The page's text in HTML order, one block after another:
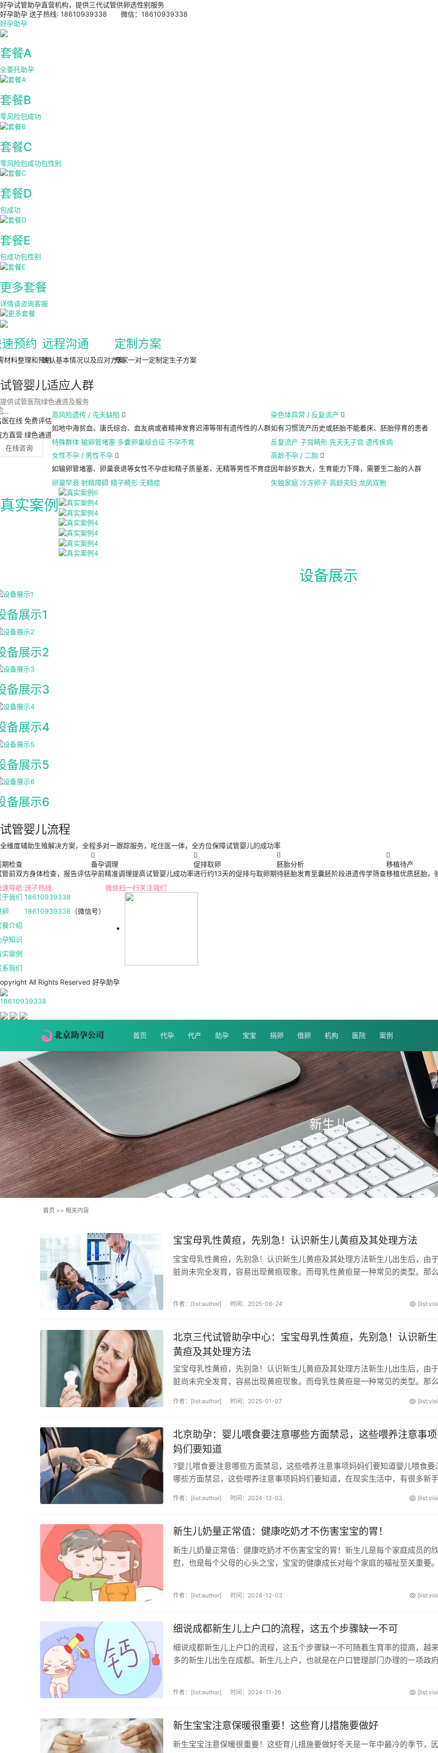
好孕试管助孕直营机构，提供三代试管供卵选性别服务
好孕助孕 送子热线: 18610939338 微信：18610939338
好孕助孕
套餐A
全委托助孕
套餐B
零风险包成功
套餐C
零风险包成功包性别
套餐D
包成功
套餐E
包成功包性别
更多套餐
详情请咨询客服
预约
材料整理和预约
远程沟通
确认基本情况以及应对方案
定制方案
专家一对一定制定生子方案
试管婴儿适应人群
提供试管医院绿色通道及服务
医在线 免费评估
方直营 绿色通道
在线咨询
高风险遗传 / 先天缺陷 
如地中海贫血、唐氏综合、血友病或者精神发育迟滞等带有遗传性的人群
特殊群体 输卵管堵塞 多囊卵巢综合征 不孕不育
女性不孕 / 男性不孕 
如输卵管堵塞、卵巢衰退等女性不孕症和精子质量差、无精等男性不育症
卵巢早衰 射精障碍 精子畸形 无精症
染色体异常 / 反复流产 
如有习惯流产历史或胚胎不能着床、胚胎停育的患者
反复流产 子宫畸形 先天无子宫 遗传疾病
高龄不孕 / 二胎 
因年龄岁数大，生育能力下降，需要生二胎的人群
失独家庭 冷冻卵子 高龄夫妇 龙凤双胞
真实案例
设备展示
备展示1
备展示2
备展示3
备展示4
备展示5
备展示6
试管婴儿流程
全维度辅助生殖解决方案，全程多对一跟踪服务，吃住医一体，全方位保障试管婴儿的成功率
期检查
管前双方身体检查，报告评估

备孕调理
孕前精准调理提高试管婴儿成功率

促排取卵
进行约13天的促排与取卵期

胚胎分析
待胚胎发育至囊胚阶段进遗传学筛查

移植待产
移植优质胚胎，
速导航:
于我们
卵
餐介绍
孕知识
实案例
系我们
送子热线:
18610939338
18610939338 （微信号）
微信扫一扫关注我们
All Rights Reserved 好孕助孕
18610939338
首页 代孕 代产 助孕 宝宝 捐卵 借卵 机构 医院 案例
新生儿
首页 >> 相关内容
宝宝母乳性黄疸，先别急！认识新生儿黄疸及其处理方法
宝宝母乳性黄疸，先别急！认识新生儿黄疸及其处理方法新生儿出生后，由
脏尚未完全发育，容易出现黄疸现象。而母乳性黄疸是一种常见的类型。那
作者：[list:author] 时间：2025-06-24
北京三代试管助孕中心：宝宝母乳性黄疸，先别急！认识新
黄疸及其处理方法
宝宝母乳性黄疸，先别急！认识新生儿黄疸及其处理方法新生儿出生后，由
脏尚未完全发育，容易出现黄疸现象。而母乳性黄疸是一种常见的类型。那
作者：[list:author] 时间：2025-01-07
北京助孕：婴儿喂食要注意哪些方面禁忌，这些喂养注意事
妈们要知道
?婴儿喂食要注意哪些方面禁忌，这些喂养注意事项妈妈们要知道婴儿喂食要
哪些方面禁忌，这些喂养注意事项妈妈们要知道，在现实生活中，有很多新
作者：[list:author] 时间：2024-12-03
新生儿奶量正常值：健康吃奶才不伤害宝宝的胃！
新生儿奶量正常值：健康吃奶才不伤害宝宝的胃！新生儿是每个家庭成员的
慰，也是每个父母的心头之宝，宝宝的健康成长对每个家庭的福祉至关重要
作者：[list:author] 时间：2024-12-03
细说成都新生儿上户口的流程，这五个步骤缺一不可
细说成都新生儿上户口的流程，这五个步骤缺一不可随着生育率的提高，越
多的新生儿出生在成都。新生儿上户，也就是在户口管理部门办理的一项政
作者：[list:author] 时间：2024-11-26
新生宝宝注意保暖很重要！这些育儿措施要做好
新生宝宝注意保暖很重要！这些育儿措施要做好冬天是一年中最冷的季节，